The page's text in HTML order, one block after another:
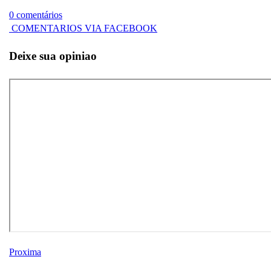
0 comentários
COMENTARIOS VIA FACEBOOK
Deixe sua opiniao
Proxima